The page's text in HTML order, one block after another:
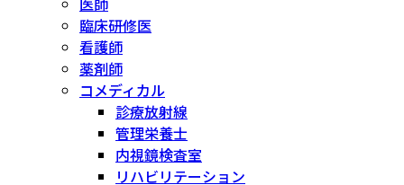
臨床研修医
看護師
薬剤師
コメディカル
診療放射線
管理栄養士
内視鏡検査室
リハビリテーション